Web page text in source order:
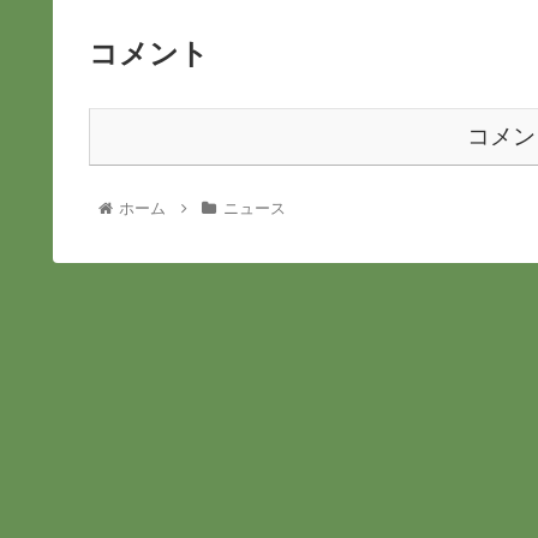
コメント
コメ
ホーム ニュース